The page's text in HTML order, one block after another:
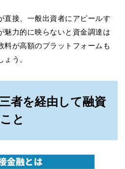
直接、一般出資者にアピールす
魅力的に映らないと資金調達は
料が高額のプラットフォームも
う。
者を経由して融資
と